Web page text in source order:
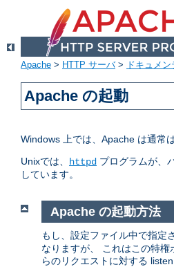
Apache > HTTP サーバ> ドキュメ
Apache の起動
Windows 上では、Apache は通常
Unixでは、 httpd プログラムが、
しています。
Apache の起動方法
もし、設定ファイル中で指定
なりますが、 これはこの特
らのリクエストに対する